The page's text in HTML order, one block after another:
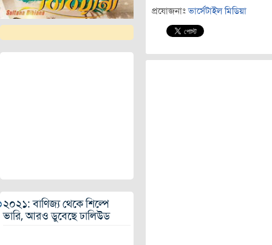
২০২১: বাণিজ্য থেকে শিল্পে
ভারি, আরও ডুবেছে ঢালিউড
প্রযোজনাঃ ভার্সেটাইল মিডিয়া